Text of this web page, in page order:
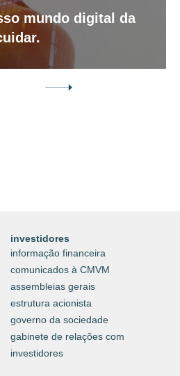
mundo digital da
investidores
informação financeira
comunicados à CMVM
assembleias gerais
estrutura acionista
governo da sociedade
gabinete de relações com
investidores